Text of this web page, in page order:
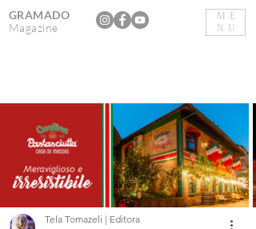
ME
NU
GRAMADO
Magazine
Tela Tomazeli | Editora